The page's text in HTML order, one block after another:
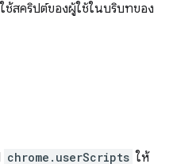
ช้สคริปต์ของผู้ใช้ในบริบทของ
chrome.userScripts ให้